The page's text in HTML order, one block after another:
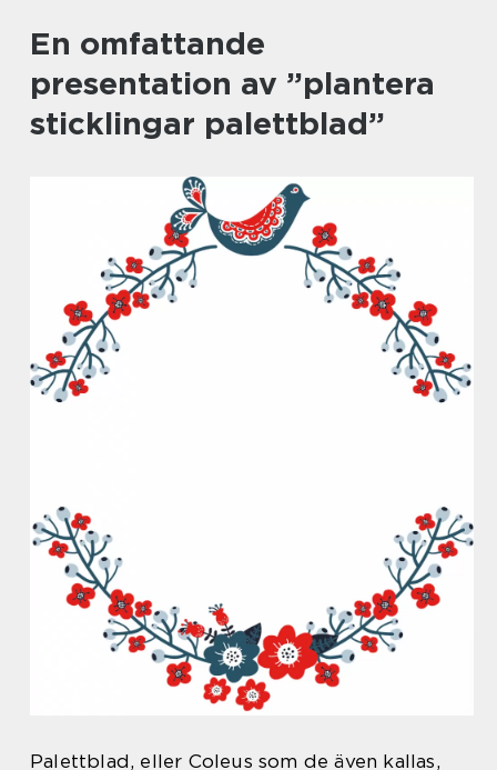
En omfattande
presentation av ”plantera
sticklingar palettblad”
Palettblad, eller Coleus som de även kallas,